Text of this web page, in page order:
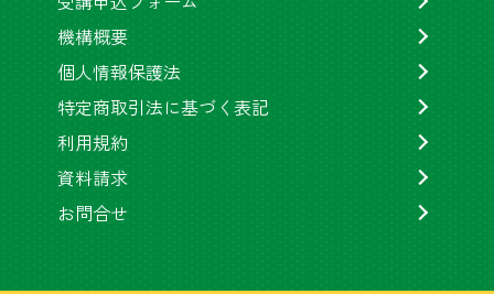
機構概要
個人情報保護法
特定商取引法に基づく表記
利用規約
資料請求
お問合せ